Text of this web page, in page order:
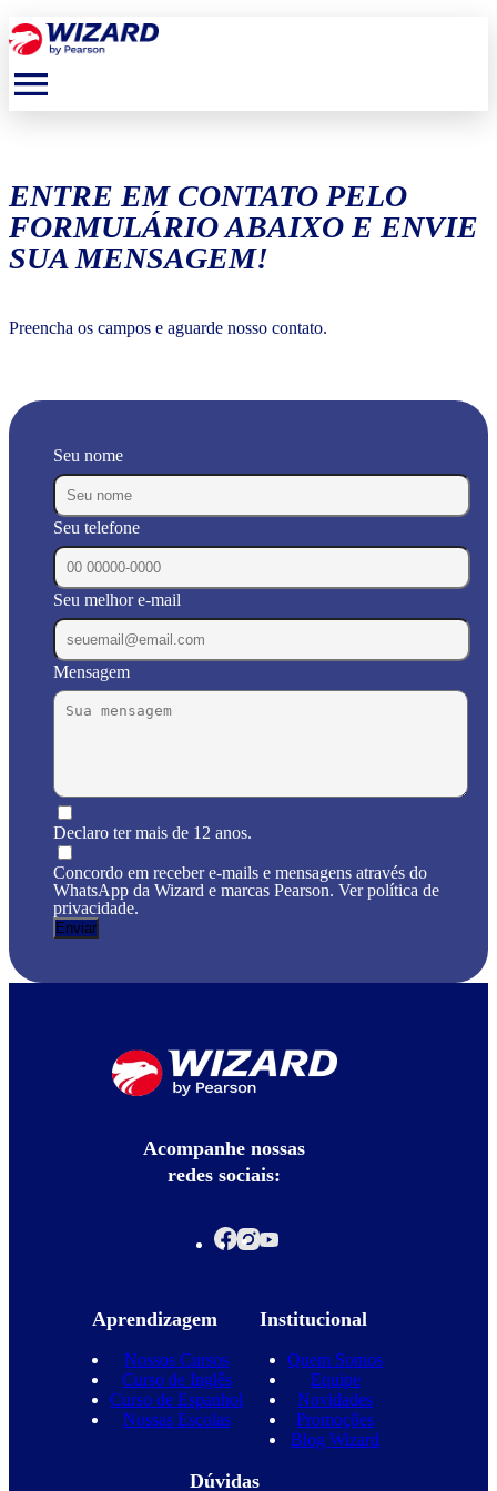
menu
ENTRE EM CONTATO PELO
FORMULÁRIO ABAIXO E ENVIE
SUA MENSAGEM!
Preencha os campos e aguarde nosso contato.
Seu nome
Seu telefone
Seu melhor e-mail
Mensagem
Declaro ter mais de 12 anos.
Concordo em receber e-mails e mensagens através do
WhatsApp da Wizard e marcas Pearson. Ver política de
privacidade.
Acompanhe nossas
redes sociais:
Aprendizagem
Nossos Cursos
Curso de Inglês
Curso de Espanhol
Nossas Escolas
Institucional
Quem Somos
Equipe
Novidades
Promoções
Blog Wizard
Dúvidas